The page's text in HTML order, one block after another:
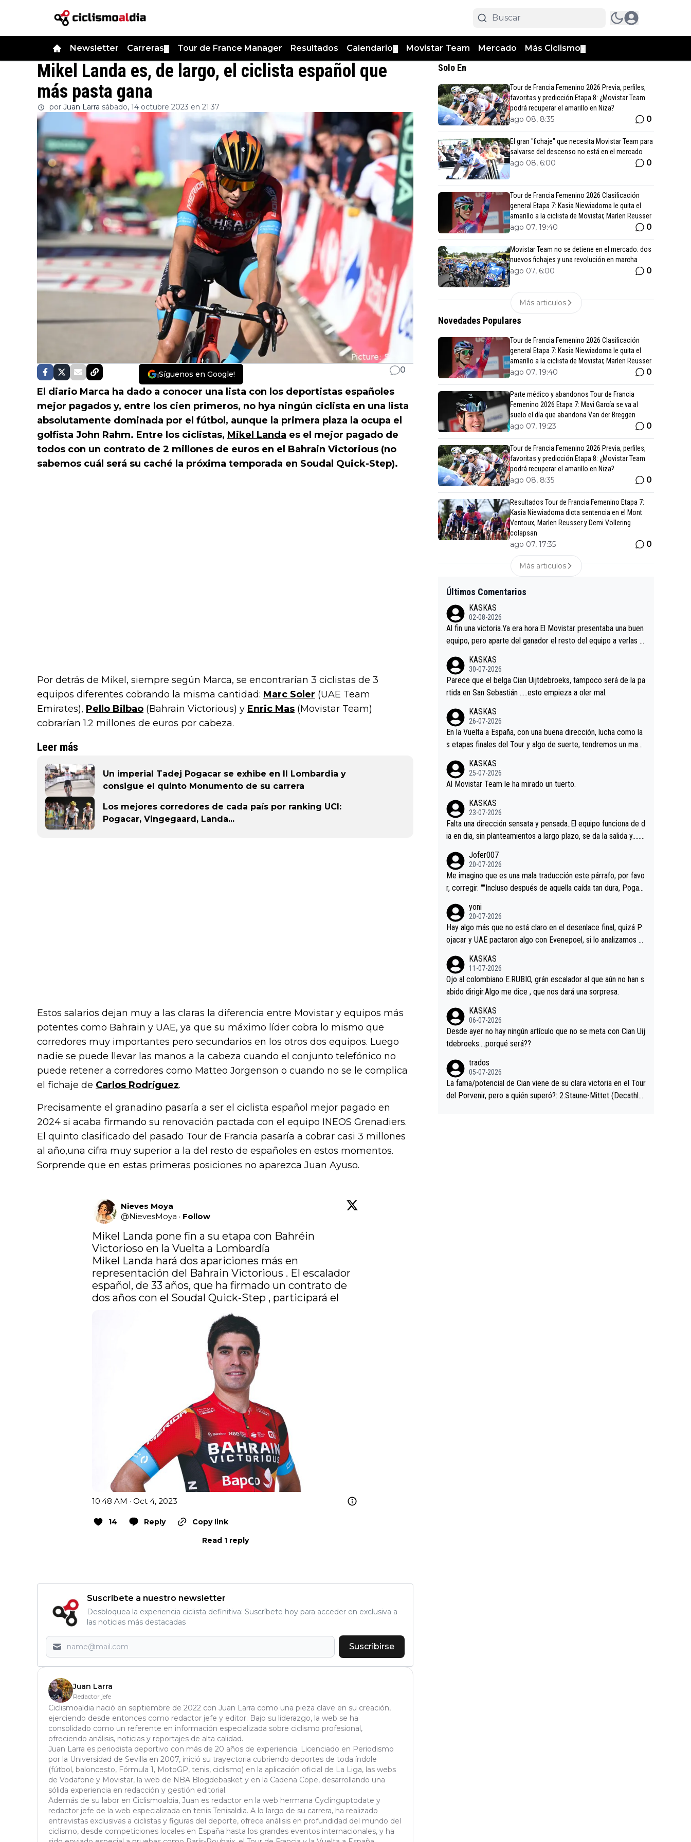
Newsletter Carreras Tour de France Manager Resultados Calendario Movistar Team Mercado Más Ciclismo
Mikel Landa es, de largo, el ciclista español que
más pasta gana
por Juan Larra sábado, 14 octubre 2023 en 21:37
¡Síguenos en Google! 0
El diario Marca ha dado a conocer una lista con los deportistas españoles
mejor pagados y, entre los cien primeros, no hya ningún ciclista en una lista
absolutamente dominada por el fútbol, aunque la primera plaza la ocupa el
golfista John Rahm. Entre los ciclistas, Mikel Landa es el mejor pagado de
todos con un contrato de 2 millones de euros en el Bahrain Victorious (no
sabemos cuál será su caché la próxima temporada en Soudal Quick-Step).
Por detrás de Mikel, siempre según Marca, se encontrarían 3 ciclistas de 3
equipos diferentes cobrando la misma cantidad: Marc Soler (UAE Team
Emirates), Pello Bilbao (Bahrain Victorious) y Enric Mas (Movistar Team)
cobrarían 1.2 millones de euros por cabeza.
Leer más
Un imperial Tadej Pogacar se exhibe en Il Lombardia y
consigue el quinto Monumento de su carrera
Los mejores corredores de cada país por ranking UCI:
Pogacar, Vingegaard, Landa...
Estos salarios dejan muy a las claras la diferencia entre Movistar y equipos más
potentes como Bahrain y UAE, ya que su máximo líder cobra lo mismo que
corredores muy importantes pero secundarios en los otros dos equipos. Luego
nadie se puede llevar las manos a la cabeza cuando el conjunto telefónico no
puede retener a corredores como Matteo Jorgenson o cuando no se le complica
el fichaje de Carlos Rodríguez.
Precisamente el granadino pasaría a ser el ciclista español mejor pagado en
2024 si acaba firmando su renovación pactada con el equipo INEOS Grenadiers.
El quinto clasificado del pasado Tour de Francia pasaría a cobrar casi 3 millones
al año,una cifra muy superior a la del resto de españoles en estos momentos.
Sorprende que en estas primeras posiciones no aparezca Juan Ayuso.
Nieves Moya
@NievesMoya · Follow
Mikel Landa pone fin a su etapa con Bahréin
Victorioso en la Vuelta a Lombardía
Mikel Landa hará dos apariciones más en
representación del Bahrain Victorious . El escalador
español, de 33 años, que ha firmado un contrato de
dos años con el Soudal Quick-Step , participará el
10:48 AM · Oct 4, 2023
14 Reply
Copy link
Read 1 reply
Suscríbete a nuestro newsletter
Desbloquea la experiencia ciclista definitiva: Suscríbete hoy para acceder en exclusiva a
las noticias más destacadas
Suscribirse
Juan Larra
Redactor jefe
Ciclismoaldia nació en septiembre de 2022 con Juan Larra como una pieza clave en su creación,
ejerciendo desde entonces como redactor jefe y editor. Bajo su liderazgo, la web se ha
consolidado como un referente en información especializada sobre ciclismo profesional,
ofreciendo análisis, noticias y reportajes de alta calidad.
Juan Larra es periodista deportivo con más de 20 años de experiencia. Licenciado en Periodismo
por la Universidad de Sevilla en 2007, inició su trayectoria cubriendo deportes de toda índole
(fútbol, baloncesto, Fórmula 1, MotoGP, tenis, ciclismo) en la aplicación oficial de La Liga, las webs
de Vodafone y Movistar, la web de NBA Blogdebasket y en la Cadena Cope, desarrollando una
sólida experiencia en redacción y gestión editorial.
Además de su labor en Ciclismoaldia, Juan es redactor en la web hermana Cyclinguptodate y
redactor jefe de la web especializada en tenis Tenisaldia. A lo largo de su carrera, ha realizado
entrevistas exclusivas a ciclistas y figuras del deporte, ofrece análisis en profundidad del mundo del
ciclismo, desde competiciones locales en España hasta los grandes eventos internacionales, y ha
Solo En
Tour de Francia Femenino 2026 Previa, perfiles,
favoritas y predicción Etapa 8: ¿Movistar Team
podrá recuperar el amarillo en Niza?
ago 08, 8:35 0
El gran "fichaje" que necesita Movistar Team para
salvarse del descenso no está en el mercado
ago 08, 6:00 0
Tour de Francia Femenino 2026 Clasificación
general Etapa 7: Kasia Niewiadoma le quita el
amarillo a la ciclista de Movistar, Marlen Reusser
ago 07, 19:40 0
Movistar Team no se detiene en el mercado: dos
nuevos fichajes y una revolución en marcha
ago 07, 6:00 0
Más articulos
Novedades Populares
Tour de Francia Femenino 2026 Clasificación
general Etapa 7: Kasia Niewiadoma le quita el
amarillo a la ciclista de Movistar, Marlen Reusser
ago 07, 19:40 0
Parte médico y abandonos Tour de Francia
Femenino 2026 Etapa 7: Mavi García se va al
suelo el día que abandona Van der Breggen
ago 07, 19:23 0
Tour de Francia Femenino 2026 Previa, perfiles,
favoritas y predicción Etapa 8: ¿Movistar Team
podrá recuperar el amarillo en Niza?
ago 08, 8:35 0
Resultados Tour de Francia Femenino Etapa 7:
Kasia Niewiadoma dicta sentencia en el Mont
Ventoux, Marlen Reusser y Demi Vollering
colapsan
ago 07, 17:35 0
Más articulos
Últimos Comentarios
KASKAS
02-08-2026
Al fin una victoria.Ya era hora.El Movistar presentaba una buen
equipo, pero aparte del ganador el resto del equipo a verlas v
es.La única buena noticia es la mejoría de Enric Más en San S
ebastian.Si en la Vuelta a Burgos sigue la mejoría, podríamos t
ener alguna sorpresa en la Vuelta.Ojalá.
KASKAS
30-07-2026
Parece que el belga Cian Uijtdebroeks, tampoco será de la pa
rtida en San Sebastián …..esto empieza a oler mal.
KASKAS
26-07-2026
En la Vuelta a España, con una buena dirección, lucha como la
s etapas finales del Tour y algo de suerte, tendremos un magn
KASKAS
25-07-2026
Al Movistar Team le ha mirado un tuerto.
KASKAS
23-07-2026
Falta una dirección sensata y pensada..El equipo funciona de d
ia en dia, sin planteamientos a largo plazo, se da la salida y…..v
a, Minguez, Velez etc etc.Me da pena vivir estos momentos t
an tristes sin victorias.
Jofer007
20-07-2026
Me imagino que es una mala traducción este párrafo, por favo
r, corregir. ""Incluso después de aquella caída tan dura, Pogac
rd permaneció pegado a su rueda. Parecía increíble la forma
en la que era capaz de controlar el miedo", recordó."
yoni
20-07-2026
Hay algo más que no está claro en el desenlace final, quizá P
ojacar y UAE pactaron algo con Evenepoel, si lo analizamos P
casi sin pedalear, luego está el saludo con Evenepoel dándose
la mano de una manera muy fraternal, más allá de los típicos t
oques en el hombro con que saludaba a Vingegard. Ahí hubo u
o aprieta, a ver si por querer poner a Del Toro con calzador e
n posición de podio UAE y Pojacar se van complicar el tour.
KASKAS
11-07-2026
Ojo al colombiano E.RUBIO, grán escalador al que aún no han s
abido dirigir.Algo me dice , que nos dará una sorpresa.
KASKAS
06-07-2026
Desde ayer no hay ningún artículo que no se meta con Cian Uij
tdebroeks….porqué será??
trados
05-07-2026
La fama/potencial de Cian viene de su clara victoria en el Tour
del Porvenir, pero a quién superó?: 2.Staune-Mittet (Decathlo